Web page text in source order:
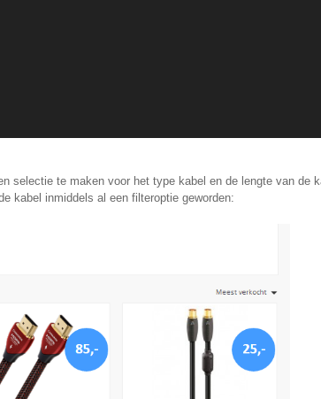
selectie te maken voor het type kabel en de lengte van de
kabel inmiddels al een filteroptie geworden: